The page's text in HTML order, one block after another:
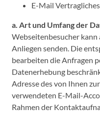
E-Mail
a. Art und Umfang der
Webseitenbesucher kann
Anliegen senden. Die
bearbeiten die Anfragen
Datenerhebung
Adresse des von Ihnen
verwendeten E-Mail-
Rahmen der